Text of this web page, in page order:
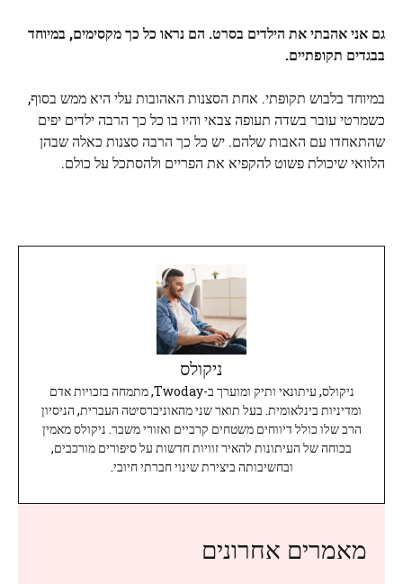
גם אני אהבתי את הילדים בסרט. הם נראו כל כך מקסימים, במיוחד
בבגדים תקופתיים.
במיוחד בלבוש תקופתי. אחת הסצנות האהובות עלי היא ממש בסוף,
כשמרטי עובר בשדה תעופה צבאי והיו בו כל כך הרבה ילדים יפים
שהתאחדו עם האבות שלהם. יש כל כך הרבה סצנות כאלה שבהן
הלוואי שיכולת פשוט להקפיא את הפריים ולהסתכל על כולם.
ניקולס
ניקולס, עיתונאי ותיק ומוערך ב-Twoday, מתמחה בזכויות אדם
ומדיניות בינלאומית. בעל תואר שני מהאוניברסיטה העברית, הניסיון
הרב שלו כולל דיווחים משטחים קרביים ואזורי משבר. ניקולס מאמין
בכוחה של העיתונות להאיר זוויות חדשות על סיפורים מורכבים,
ובחשיבותה ביצירת שינוי חברתי חיובי.
מאמרים אחרונים